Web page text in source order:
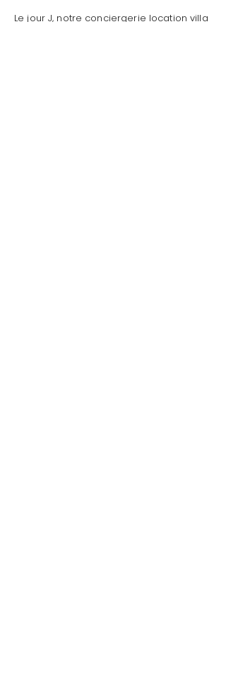
Le jour J, notre conciergerie location villa